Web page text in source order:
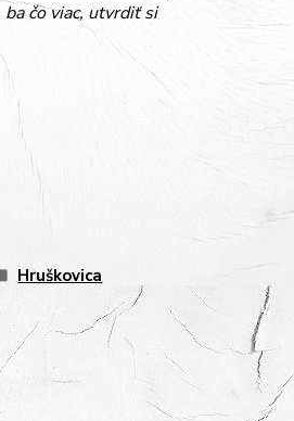
čo viac, utvrdiť si
Hruškovica